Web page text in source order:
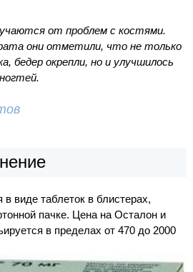
от проблем с костями.
они отметили, что не только
бедер окрепли, но и улучшилось
виде таблеток в блистерах,
пачке. Цена на Осталон и
в пределах от 470 до 2000